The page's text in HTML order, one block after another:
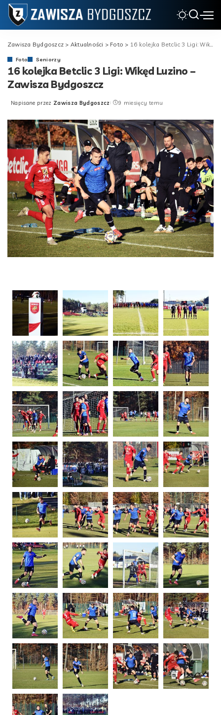
Zawisza Bydgoszcz > Aktualności > Foto > 16 kolejka Betclic 3 Ligi: Wikęd Luzino – Zawisza Bydgoszcz
Foto Seniorzy
16 kolejka Betclic 3 Ligi: Wikęd Luzino –
Zawisza Bydgoszcz
Napisane przez Zawisza Bydgoszcz 9 miesięcy temu